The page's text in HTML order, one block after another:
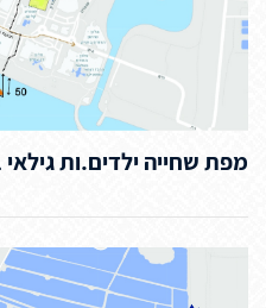
מפת שחייה ילדים.ות גילאי 10-11